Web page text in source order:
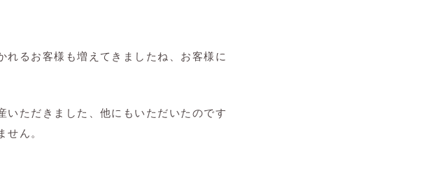
れるお客様も増えてきましたね、お客様に
ただきました、他にもいただいたのです
ん。